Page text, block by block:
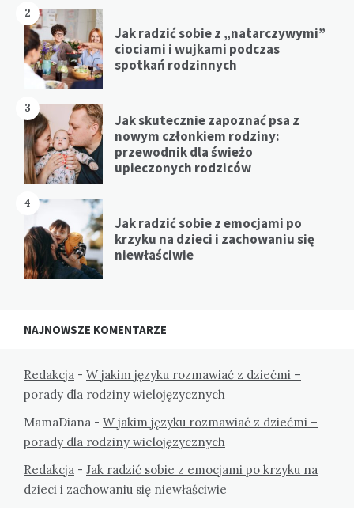
2
Jak radzić sobie z „natarczywymi”
ciociami i wujkami podczas
spotkań rodzinnych
3
Jak skutecznie zapoznać psa z
nowym członkiem rodziny:
przewodnik dla świeżo
upieczonych rodziców
4
Jak radzić sobie z emocjami po
krzyku na dzieci i zachowaniu się
niewłaściwie
NAJNOWSZE KOMENTARZE
Redakcja - W jakim języku rozmawiać z dziećmi –
porady dla rodziny wielojęzycznych
MamaDiana - W jakim języku rozmawiać z dziećmi –
porady dla rodziny wielojęzycznych
Redakcja - Jak radzić sobie z emocjami po krzyku na
dzieci i zachowaniu się niewłaściwie